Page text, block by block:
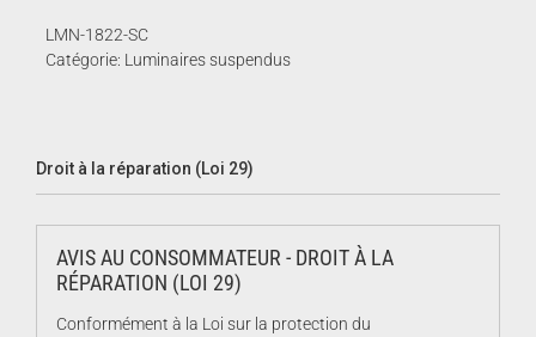
1,354.00$.677.00$.
En
solde
LMN-1822-SC
Catégorie: Luminaires suspendus
Droit à la réparation (Loi 29)
AVIS AU CONSOMMATEUR - DROIT À LA
RÉPARATION (LOI 29)
Conformément à la Loi sur la protection du